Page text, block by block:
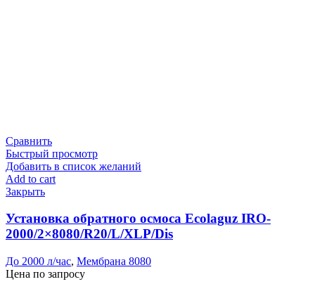
Сравнить
Быстрый просмотр
Добавить в список желаний
Add to cart
Закрыть
Установка обратного осмоса Ecolaguz IRO-
2000/2×8080/R20/L/XLP/Dis
До 2000 л/час, Мембрана 8080
Цена по запросу